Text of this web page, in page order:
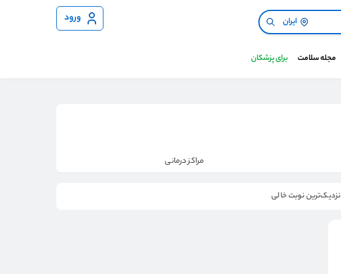
ایران ورود
مجله سلامت برای پزشکان
مراکز درمانی
نزدیک‌ترین نوبت خالی